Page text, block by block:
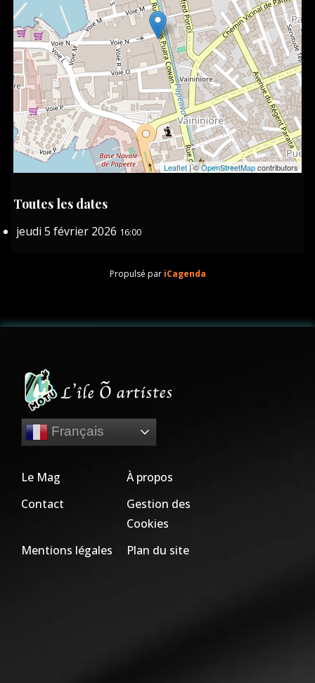
Leaflet| ©OpenStreetMapcontributors
Toutes les dates
jeudi 5 février 2026 16:00
Propulsé par iCagenda
Français
Le Mag
À propos
Contact
Gestion des
Cookies
Mentions légales
Plan du site